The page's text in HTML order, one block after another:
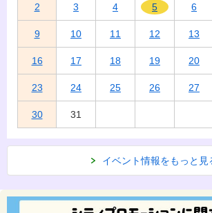
2 3 4 5 6
9 10 11 12 13
16 17 18 19 20
23 24 25 26 27
30 31
イベント情報をもっと見